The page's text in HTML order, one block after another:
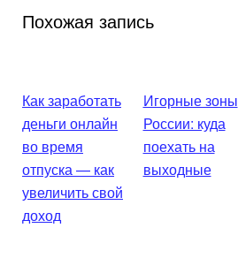
Похожая запись
Как заработать
деньги онлайн
во время
отпуска — как
увеличить свой
доход
Игорные зоны
России: куда
поехать на
выходные